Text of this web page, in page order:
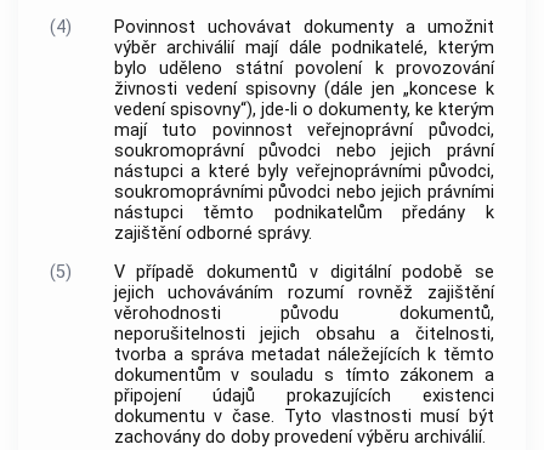
(4)
Povinnost uchovávat dokumentya umožnit
výběr archiváliímají dále podnikatelé, kterým
bylo uděleno státní povolení k provozování
živnosti vedení spisovny (dále jen „koncese k
vedení spisovny“), jde-li o dokumenty, ke kterým
mají tuto povinnost veřejnoprávní původci,
soukromoprávnípůvodci nebo jejich právní
nástupci a které byly veřejnoprávními původci,
soukromoprávnímipůvodci nebo jejich právními
nástupci těmto podnikatelům předány k
zajištění odborné správy.
(5)
V případě dokumentů v digitální podobě se
jejich uchováváním rozumí rovněž zajištění
věrohodnosti původu dokumentů,
neporušitelnosti jejich obsahu a čitelnosti,
tvorba a správa metadat náležejících k těmto
dokumentům v souladu s tímto zákonem a
připojení údajů prokazujících existenci
dokumentu v čase. Tyto vlastnosti musí být
zachovány do doby provedenívýběru archiválií.